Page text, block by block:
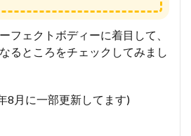
フェクトボディーに着目して、
るところをチェックしてみまし
8月に一部更新してます)